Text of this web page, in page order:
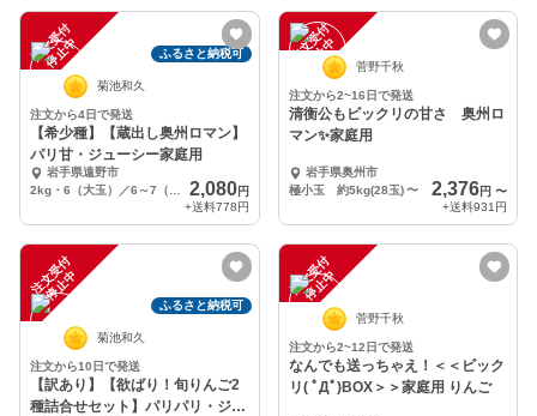
注
文
受
付
停
止
中 ふるさと納税可
菊池和久
注文から4日で発送
【希少種】【蔵出し奥州ロマン】
パリ甘・ジューシー家庭用
岩手県遠野市
2,080円
+送料778円
注
文
受
付
停
止
中 菅野千秋
注文から2~16日で発送
清衡公もビックリの甘さ 奥州ロ
マン✨家庭用
岩手県奥州市
極小玉 約5kg(28玉) 〜 2,376円 〜
+送料931円
注
文
受
付
停
止
中
ふるさと納税可
菊池和久
注文から10日で発送
【訳あり】【欲ばり！旬りんご2
種詰合せセット】パリパリ・ジュ
注
文
受
付
停
止
中
菅野千秋
注文から2~12日で発送
なんでも送っちゃえ！＜＜ビック
リ( ﾟДﾟ)BOX＞＞家庭用 りんご